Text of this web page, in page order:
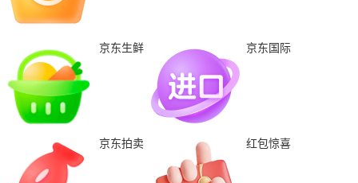
京东生鲜 京东国际
京东拍卖 红包惊喜